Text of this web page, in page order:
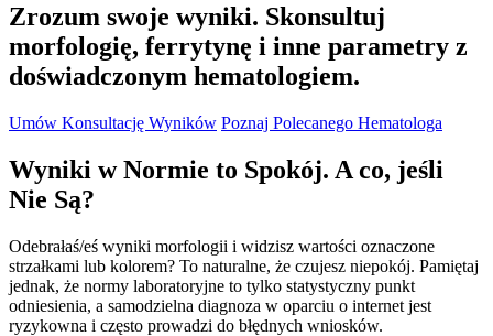
Zrozum swoje wyniki. Skonsultuj
morfologię, ferrytynę i inne parametry z
doświadczonym hematologiem.
Umów Konsultację Wyników Poznaj Polecanego Hematologa
Wyniki w Normie to Spokój. A co, jeśli
Nie Są?
Odebrałaś/eś wyniki morfologii i widzisz wartości oznaczone
strzałkami lub kolorem? To naturalne, że czujesz niepokój. Pamiętaj
jednak, że normy laboratoryjne to tylko statystyczny punkt
odniesienia, a samodzielna diagnoza w oparciu o internet jest
ryzykowna i często prowadzi do błędnych wniosków.